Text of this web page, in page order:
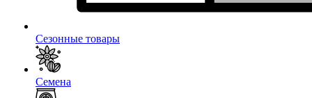
Сезонные товары
Семена